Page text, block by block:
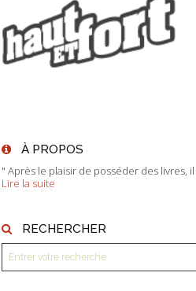
À PROPOS
" Après le plaisir de posséder des livres,
Lire la suite
RECHERCHER